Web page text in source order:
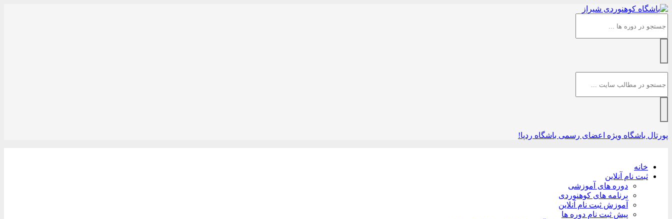
پورتال باشگاه ویژه اعضای رسمی باشگاه ردپا!
خانه
ثبت نام آنلاین
دوره های آموزشی
برنامه های کوهنوردی
آموزش ثبت نام آنلاین
پیش ثبت نام دوره ها